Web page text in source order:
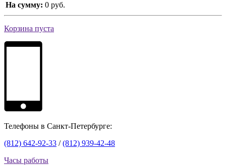
На сумму: 0 руб.
Корзина пуста
Телефоны в Санкт-Петербурге:
(812) 642-92-33 /(812) 939-42-48
Часы работы